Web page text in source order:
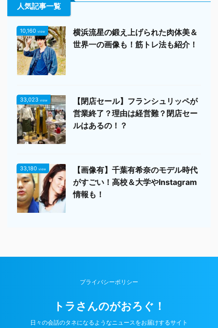
人気記事一覧
10,160 view
横浜流星の鍛え上げられた肉体美＆
世界一の画像も！筋トレ法も紹介！
33,023 view
【閉店セール】フランシュリッペが
営業終了？理由は経営難？閉店セー
ルはあるの！？
33,180 view
【画像有】千葉有希奈のモデル時代
がすごい！高校＆大学やInstagram
情報も！
プライバシーポリシー
トラさんのがおろぐ！
日々の会話のタネになるようなニュースをお届けするサイト